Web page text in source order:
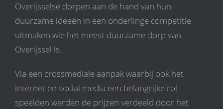
Overijsselse dorpen aan de hand van hun
duurzame ideeën in een onderlinge competitie
uitmaken wie het meest duurzame dorp van
Overijssel is.
Via een crossmediale aanpak waarbij ook het
internet en social media een belangrijke rol
speelden werden de prijzen verdeeld door het